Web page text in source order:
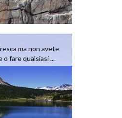
ma non avete
o fare qualsiasi ...